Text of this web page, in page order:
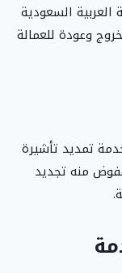
العربية السعودية
وعودة للعمالة
تمديد تأشيرة
منه تجديد